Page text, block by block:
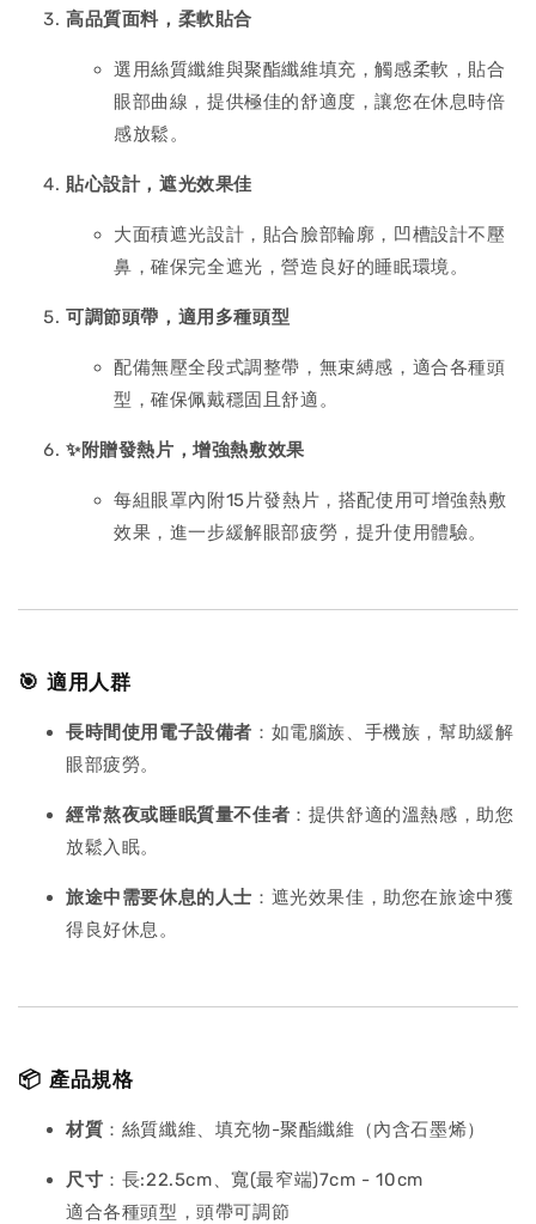
高品質面料，柔軟貼合
選用絲質纖維與聚酯纖維填充，觸感柔軟，貼合
眼部曲線，提供極佳的舒適度，讓您在休息時倍
感放鬆。
貼心設計，遮光效果佳
大面積遮光設計，貼合臉部輪廓，凹槽設計不壓
鼻，確保完全遮光，營造良好的睡眠環境。
可調節頭帶，適用多種頭型
配備無壓全段式調整帶，無束縛感，適合各種頭
型，確保佩戴穩固且舒適。
✨附贈發熱片，增強熱敷效果
每組眼罩內附15片發熱片，搭配使用可增強熱敷
效果，進一步緩解眼部疲勞，提升使用體驗。
🎯 適用人群
長時間使用電子設備者 ：如電腦族、手機族，幫助緩解
眼部疲勞。
經常熬夜或睡眠質量不佳者 ：提供舒適的溫熱感，助您
放鬆入眠。
旅途中需要休息的人士 ：遮光效果佳，助您在旅途中獲
得良好休息。
📦 產品規格
材質 ：絲質纖維、填充物-聚酯纖維（內含石墨烯）
尺寸 ：長:22.5cm、寬(最窄端)7cm - 10cm
適合各種頭型，頭帶可調節